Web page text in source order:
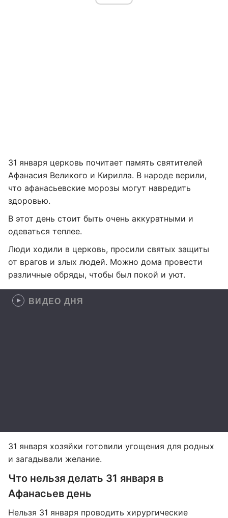
31 января церковь почитает память святителей
Афанасия Великого и Кирилла. В народе верили,
что афанасьевские морозы могут навредить
здоровью.
В этот день стоит быть очень аккуратными и
одеваться теплее.
Люди ходили в церковь, просили святых защиты
от врагов и злых людей. Можно дома провести
различные обряды, чтобы был покой и уют.
ВИДЕО ДНЯ
31 января хозяйки готовили угощения для родных
и загадывали желание.
Что нельзя делать 31 января в
Афанасьев день
Нельзя 31 января проводить хирургические